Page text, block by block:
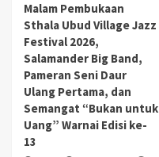
Malam Pembukaan
Sthala Ubud Village Jazz
Festival 2026,
Salamander Big Band,
Pameran Seni Daur
Ulang Pertama, dan
Semangat “Bukan untuk
Uang” Warnai Edisi ke-
13